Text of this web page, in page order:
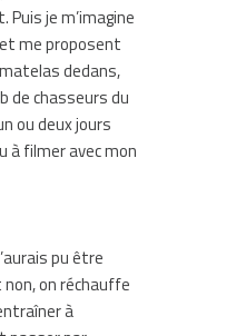
je m’imagine
me proposent
dedans,
de chasseurs du
ou deux jours
à filmer avec mon
pu être
on réchauffe
à